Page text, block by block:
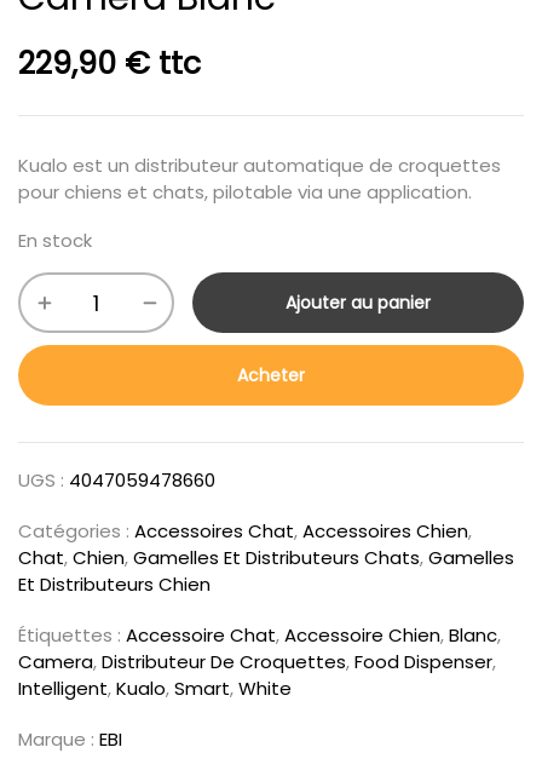
229,90 € ttc
Kualo est un distributeur automatique de croquettes
pour chiens et chats, pilotable via une application.
En stock
Ajouter au panier
Acheter
UGS : 4047059478660
Catégories : Accessoires Chat,Accessoires Chien,
Chat,Chien,Gamelles Et Distributeurs Chats,Gamelles
Et Distributeurs Chien
Étiquettes : Accessoire Chat,Accessoire Chien,Blanc,
Camera,Distributeur De Croquettes,Food Dispenser,
Intelligent,Kualo,Smart,White
Marque : EBI